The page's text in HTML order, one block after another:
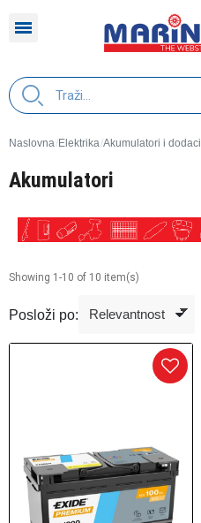
Naslovna Elektrika Akumulatori i dodaci
Akumulatori
Showing 1-10 of 10 item(s)
Posloži po: